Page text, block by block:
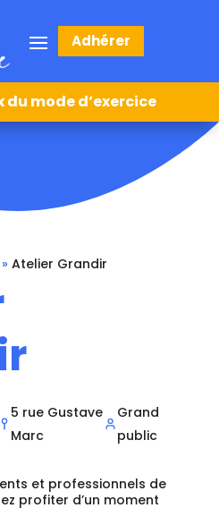
Adhérer
du mode d’exercice
» Atelier Grandir
5 rue Gustave
Marc
Grand
public
et professionnels de
profiter d’un moment